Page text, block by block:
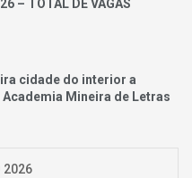
– TOTAL DE VAGAS
cidade do interior a
Mineira de Letras
2026